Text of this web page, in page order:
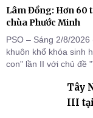
Lâm Đồng: Hơn 60
chùa Phước Minh
PSO – Sáng 2/8/
khuôn khổ khóa sinh
con" lần II với chủ đề
cho hơn 60 tu sinh.
Tây
III